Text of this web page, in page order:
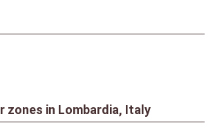
zones in Lombardia, Italy